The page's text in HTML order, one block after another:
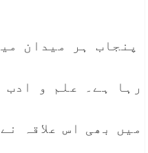
پنجاب ہر میدان
رہا ہے۔ علم و ادب
میں بھی اس علاقہ